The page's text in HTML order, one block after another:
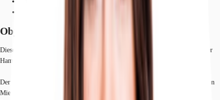
Objekt
Dieses klassische Büro- und Geschäftshaus liegt in sehr zentraler Lage in der
Hamburger Innenstadt.
Der neue Mieter hat die Möglichkeit einen alleinigen Zugang zu seiner neuen
Mietung zu nutzen oder über den repräsentativen Haupteingang und den